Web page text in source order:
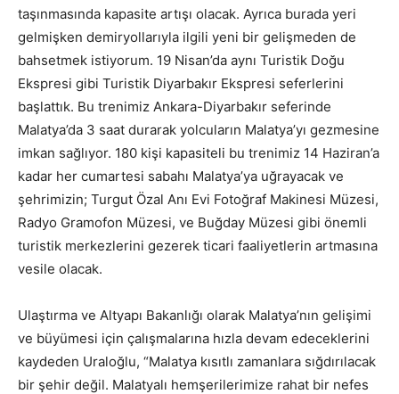
taşınmasında kapasite artışı olacak. Ayrıca burada yeri
gelmişken demiryollarıyla ilgili yeni bir gelişmeden de
bahsetmek istiyorum. 19 Nisan’da aynı Turistik Doğu
Ekspresi gibi Turistik Diyarbakır Ekspresi seferlerini
başlattık. Bu trenimiz Ankara-Diyarbakır seferinde
Malatya’da 3 saat durarak yolcuların Malatya’yı gezmesine
imkan sağlıyor. 180 kişi kapasiteli bu trenimiz 14 Haziran’a
kadar her cumartesi sabahı Malatya’ya uğrayacak ve
şehrimizin; Turgut Özal Anı Evi Fotoğraf Makinesi Müzesi,
Radyo Gramofon Müzesi, ve Buğday Müzesi gibi önemli
turistik merkezlerini gezerek ticari faaliyetlerin artmasına
vesile olacak.
Ulaştırma ve Altyapı Bakanlığı olarak Malatya’nın gelişimi
ve büyümesi için çalışmalarına hızla devam edeceklerini
kaydeden Uraloğlu, “Malatya kısıtlı zamanlara sığdırılacak
bir şehir değil. Malatyalı hemşerilerimize rahat bir nefes